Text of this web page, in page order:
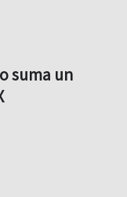
suma un